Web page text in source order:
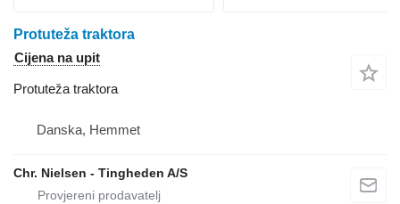
Protuteža traktora
Cijena na upit
Protuteža traktora
Danska, Hemmet
Chr. Nielsen - Tingheden A/S